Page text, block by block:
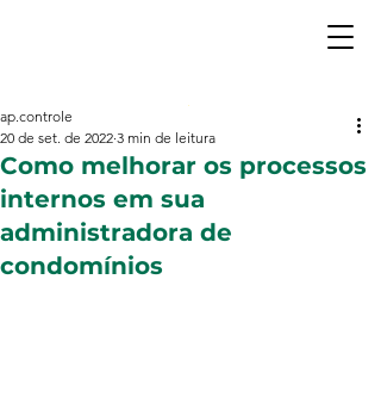
Como melhorar os processos
internos em sua
administradora de
condomínios
ap.controle
20 de set. de 2022 3 min de leitura